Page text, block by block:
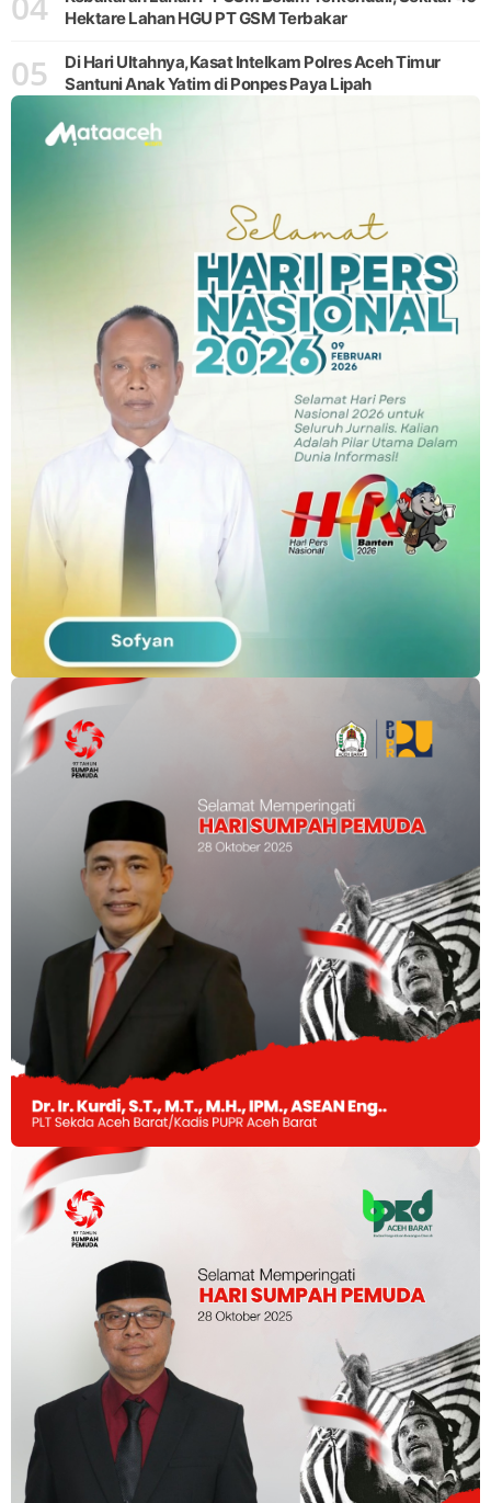
Hektare Lahan HGU PT GSM Terbakar
05
Di Hari Ultahnya,Kasat Intelkam Polres Aceh Timur
Santuni Anak Yatim di Ponpes Paya Lipah